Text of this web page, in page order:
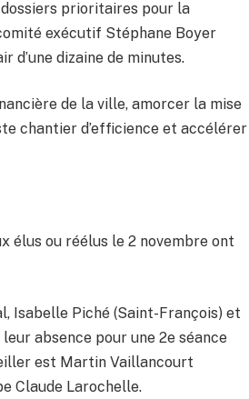
dossiers prioritaires pour la
exécutif Stéphane Boyer
d’une dizaine de minutes.
de la ville, amorcer la mise
chantier d’efficience et accélérer
élus ou réélus le 2 novembre ont
Isabelle Piché (Saint-François) et
absence pour une 2e séance
est Martin Vaillancourt
Claude Larochelle.